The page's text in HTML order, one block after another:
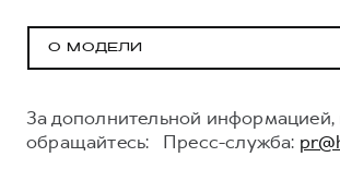
О МОДЕЛИ
За дополнительной информацией,
обращайтесь: Пресс-служба: